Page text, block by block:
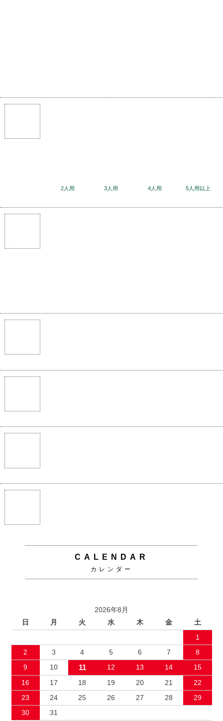
2人用 3人用 4人用 5人用以上
CALENDAR
カレンダー
2026年8月
日
月 火 水 木 金
土
1
2
3 4 5 6 7
8
9
10 11 12 13 14
15
16
17 18 19 20 21
22
23
24 25 26 27 28
29
30
31